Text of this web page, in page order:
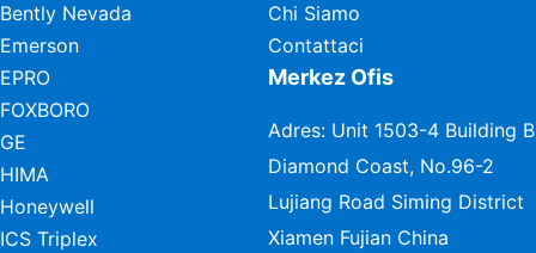
Bently Nevada
Emerson
EPRO
FOXBORO
GE
HIMA
Honeywell
ICS Triplex
Chi Siamo
Contattaci
Merkez Ofis
Adres: Unit 1503-4 Building B
Diamond Coast, No.96-2
Lujiang Road Siming District
Xiamen Fujian China